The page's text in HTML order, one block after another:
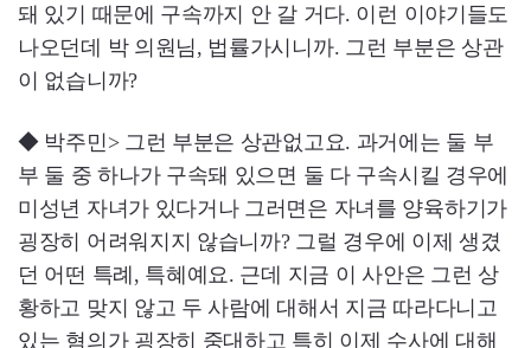
돼 있기 때문에 구속까지 안 갈 거다. 이런 이야기들도
나오던데 박 의원님, 법률가시니까. 그런 부분은 상관
이 없습니까?
◆ 박주민> 그런 부분은 상관없고요. 과거에는 둘 부
부 둘 중 하나가 구속돼 있으면 둘 다 구속시킬 경우에
미성년 자녀가 있다거나 그러면은 자녀를 양육하기가
굉장히 어려워지지 않습니까? 그럴 경우에 이제 생겼
던 어떤 특례, 특혜예요. 근데 지금 이 사안은 그런 상
황하고 맞지 않고 두 사람에 대해서 지금 따라다니고
있는 혐의가 굉장히 중대하고 특히 이제 수사에 대해